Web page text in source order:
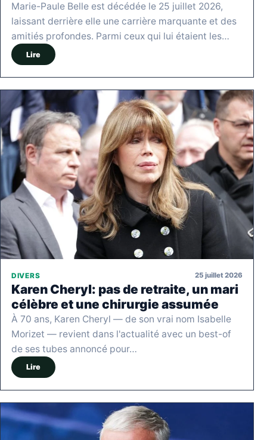
Marie-Paule Belle est décédée le 25 juillet 2026,
laissant derrière elle une carrière marquante et des
amitiés profondes. Parmi ceux qui lui étaient les…
Lire
DIVERS 25 juillet 2026
Karen Cheryl: pas de retraite, un mari
célèbre et une chirurgie assumée
À 70 ans, Karen Cheryl — de son vrai nom Isabelle
Morizet — revient dans l'actualité avec un best-of
de ses tubes annoncé pour…
Lire